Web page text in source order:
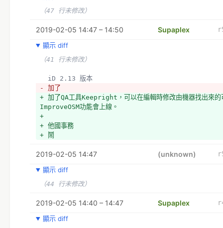
（47 行未修改）
2019-02-05 14:47 – 14:50 Supaplex
顯示 diff
（41 行未修改）
  iD 2.13 版本
- 加了
+ 加了QA工具Keepright，可以在編輯時修改由機器找出來的
ImproveOSM功能會上線。
+
+ 他國事務
+ 鬧
2019-02-05 14:47 (unknown)
顯示 diff
（44 行未修改）
2019-02-05 14:40 – 14:47 Supaplex
顯示 diff